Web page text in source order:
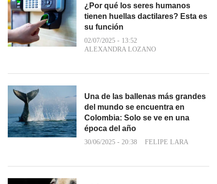
¿Por qué los seres humanos
tienen huellas dactilares? Esta es
su función
02/07/2025 - 13:52
ALEXANDRA LOZANO
Una de las ballenas más grandes
del mundo se encuentra en
Colombia: Solo se ve en una
época del año
30/06/2025 - 20:38 FELIPE LARA